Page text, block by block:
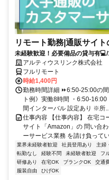
リモート勤務|通販サイ
未経験歓迎！必要備品の貸与有
アルティウスリンク株式会社
フルリモート
時給1,400円
勤務時間詳細 ⏩6:50-25:00の
ト例》実働8時間 ・6:50-
間インターバル 設定あり ※所...
仕事内容 【仕事内容】 在宅コ
サイト「Amazon」の 問い合
ーサービス業務 を請け負って
業界未経験者歓迎 社員登用あり 主婦
転勤なし
経験不問 未経験者歓迎 フ
研修あり
在宅OK ブランクOK 交通
服装自由
ひげOK